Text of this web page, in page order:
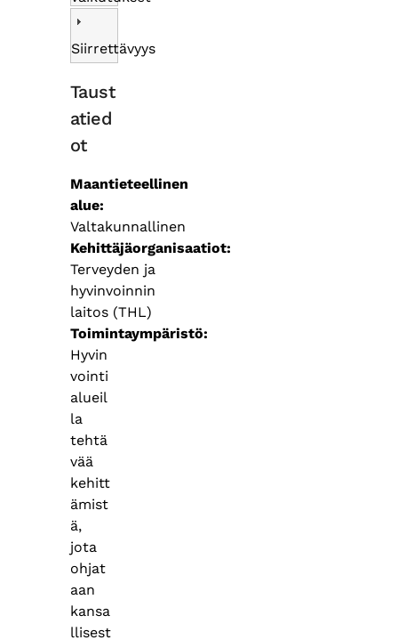
Siirrettävyys
Taust
atied
ot
Maantieteellinen
alue
Valtakunnallinen
Kehittäjäorganisaatiot
Terveyden ja
hyvinvoinnin
laitos (THL)
Toimintaympäristö
Hyvin
vointi
alueil
la
tehtä
vää
kehitt
ämist
ä,
jota
ohjat
aan
kansa
llisest